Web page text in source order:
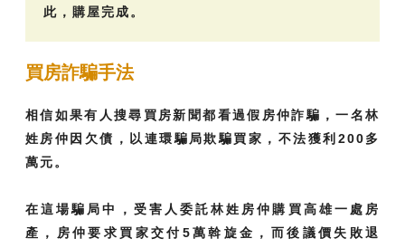
此，購屋完成。
買房詐騙手法
相信如果有人搜尋買房新聞都看過假房仲詐騙，一名林
姓房仲因欠債，以連環騙局欺騙買家，不法獲利200多
萬元。
在這場騙局中，受害人委託林姓房仲購買高雄一處房
產，房仲要求買家交付5萬斡旋金，而後議價失敗退